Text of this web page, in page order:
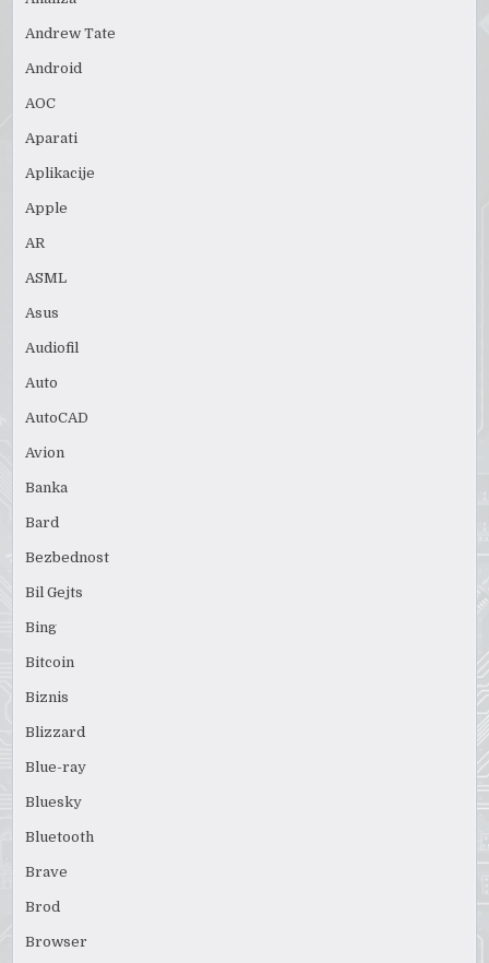
Andrew Tate
Android
AOC
Aparati
Aplikacije
Apple
AR
ASML
Asus
Audiofil
Auto
AutoCAD
Avion
Banka
Bard
Bezbednost
Bil Gejts
Bing
Bitcoin
Biznis
Blizzard
Blue-ray
Bluesky
Bluetooth
Brave
Brod
Browser